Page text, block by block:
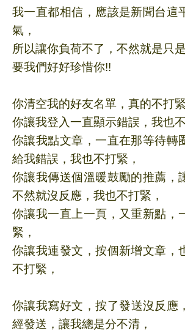
我一直都相信，應該是新聞台這
氣，
所以讓你負荷不了，不然就是只
要我們好好珍惜你!!
你清空我的好友名單，真的不打緊
你讓我登入一直顯示錯誤，我也不
你讓我點文章，一直在那等待轉
給我錯誤，我也不打緊，
你讓我傳送個溫暖鼓勵的推薦，
不然就沒反應，我也不打緊，
你讓我一直上一頁，又重新點，
緊，
你讓我連發文，按個新增文章，
不打緊，
你讓我寫好文 ，按了發送沒反應
經發送 ，讓我總是分不清 ，